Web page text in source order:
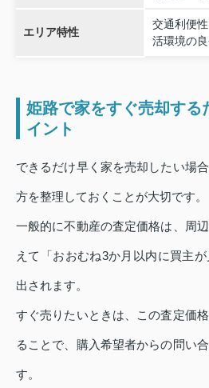
エリア特性
交通利便
活環境の
姫路で家をすぐ売却する
イント
できるだけ早く家を売却したい場
方を整理しておくことが大切です。
一般的に不動産の査定価格は、周
えて「おおむね3か月以内に買主
出されます。
すぐ売りたいときは、この査定価
ることで、購入希望者からの問い
す。